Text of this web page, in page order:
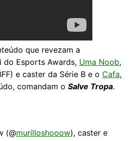
que revezam a
do Esports Awards, Uma Noob,
e caster da Série B e o Cafa,
comandam o Salve Tropa.
(@murilloshooow), caster e